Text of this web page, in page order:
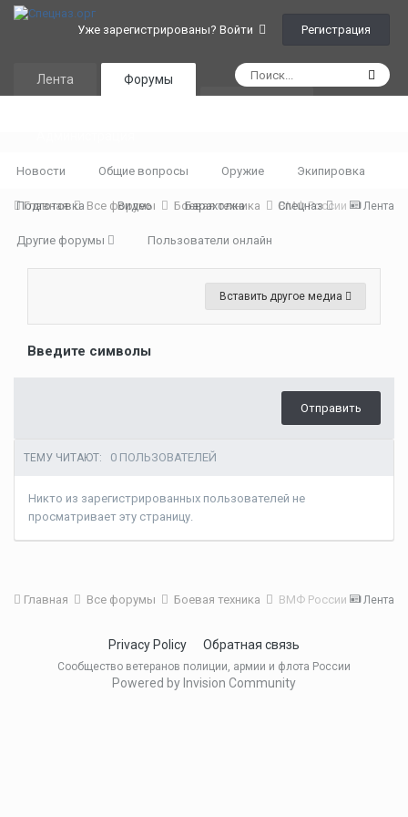
Уже зарегистрированы? Войти Регистрация
Лента Форумы
Новости Общие вопросы Оружие Экипировка
Подготовка Видео Барахолка Спецназ
Другие форумы Пользователи онлайн
Лента
Главная Все форумы Боевая техника ВМФ России
Вставить другое медиа
Введите символы
Отправить
ТЕМУ ЧИТАЮТ: 0 ПОЛЬЗОВАТЕЛЕЙ
Никто из зарегистрированных пользователей не
просматривает эту страницу.
Лента
Главная Все форумы Боевая техника ВМФ России
Privacy Policy Обратная связь
Сообщество ветеранов полиции, армии и флота России
Powered by Invision Community